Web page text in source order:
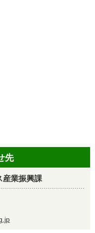
先
業振興課